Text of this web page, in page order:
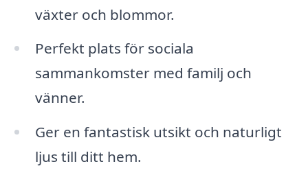
växter och blommor.
Perfekt plats för sociala
sammankomster med familj och
vänner.
Ger en fantastisk utsikt och naturligt
ljus till ditt hem.